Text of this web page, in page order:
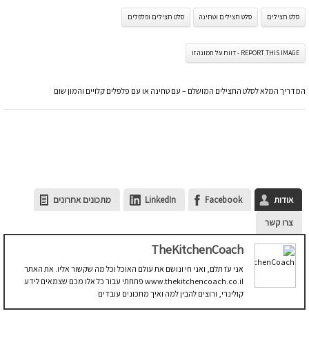
סלט חצילים סלט חצילים וטחינה סלט חצילים ופלפלים
REPORT THIS IMAGE - דווח על תמונה זו
המדריך המלא לסלט החצילים המושלם – עם טחינה או עם פלפלים קלויים והמון שום
אודות Facebook
LinkedIn
מתכונים אחרונים
צרו קשר
TheKitchenCoach
אני עֹז תלם, ואני חי ונושם את עולם האוכל וכל מה שקשור אליו. את האתר
www.thekitchencoach.co.il פתחתי עבור כל אלו מכם שצמאים לידע
קולינרי, ורוצים להבין למה ואיך מתכונים עובדים